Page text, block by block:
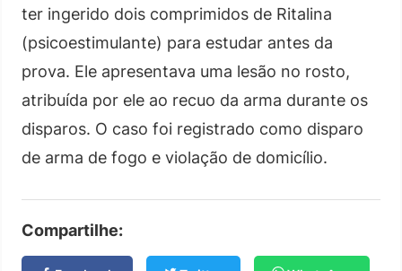
ter ingerido dois comprimidos de Ritalina
(psicoestimulante) para estudar antes da
prova. Ele apresentava uma lesão no rosto,
atribuída por ele ao recuo da arma durante os
disparos. O caso foi registrado como disparo
de arma de fogo e violação de domicílio.
Compartilhe: